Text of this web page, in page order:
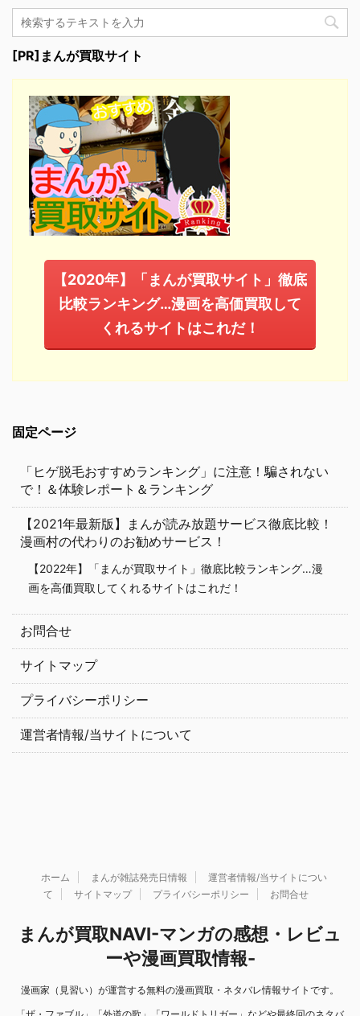
[PR]まんが買取サイト
【2020年】「まんが買取サイト」徹底
比較ランキング…漫画を高価買取して
くれるサイトはこれだ！
固定ページ
「ヒゲ脱毛おすすめランキング」に注意！騙されない
で！＆体験レポート＆ランキング
【2021年最新版】まんが読み放題サービス徹底比較！
漫画村の代わりのお勧めサービス！
【2022年】「まんが買取サイト」徹底比較ランキング…漫
画を高価買取してくれるサイトはこれだ！
お問合せ
サイトマップ
プライバシーポリシー
運営者情報/当サイトについて
ホーム まんが雑誌発売日情報
運営者情報/当サイトについ
て
サイトマップ プライバシーポリシー お問合せ
まんが買取NAVI-マンガの感想・レビュ
ーや漫画買取情報-
漫画家（見習い）が運営する無料の漫画買取・ネタバレ情報サイトです。